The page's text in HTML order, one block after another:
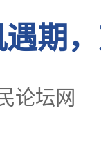
期
论坛网